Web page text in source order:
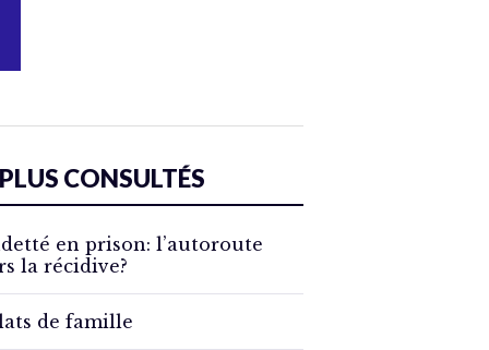
CONSULTÉS
en prison: l’autoroute
la récidive?
de famille